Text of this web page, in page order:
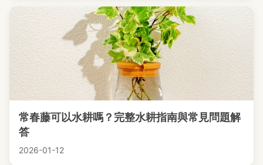
常春藤可以水耕嗎？完整水耕指南與常見問題解
答
2026-01-12